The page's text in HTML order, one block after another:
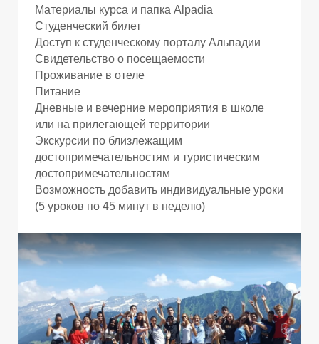
Р
Материалы курса и папка Alpadia
Студенческий билет
Доступ к студенческому порталу Альпадии
Свидетельство о посещаемости
Проживание в отеле
Питание
Дневные и вечерние мероприятия в школе
или на прилегающей территории
Экскурсии по близлежащим
достопримечательностям и туристическим
достопримечательностям
Возможность добавить индивидуальные уроки
(5 уроков по 45 минут в неделю)